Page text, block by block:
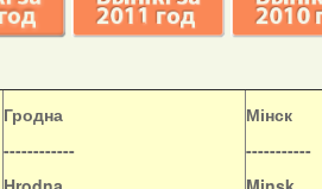
Гродна
------------
Мінск
-----------